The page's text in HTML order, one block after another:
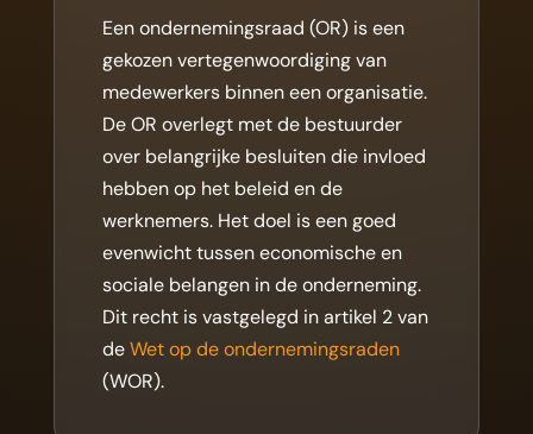
Een ondernemingsraad (OR) is een
gekozen vertegenwoordiging van
medewerkers binnen een organisatie.
De OR overlegt met de bestuurder
over belangrijke besluiten die invloed
hebben op het beleid en de
werknemers. Het doel is een goed
evenwicht tussen economische en
sociale belangen in de onderneming.
Dit recht is vastgelegd in artikel 2 van
deWet op de ondernemingsraden
(WOR).